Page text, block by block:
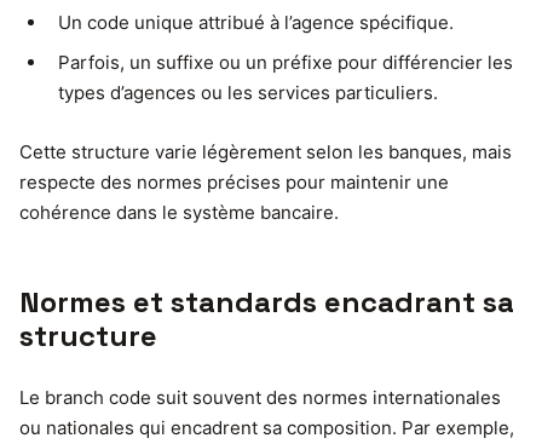
Un code unique attribué à l’agence spécifique.
Parfois, un suffixe ou un préfixe pour différencier les
types d’agences ou les services particuliers.
Cette structure varie légèrement selon les banques, mais
respecte des normes précises pour maintenir une
cohérence dans le système bancaire.
Normes et standards encadrant sa
structure
Le branch code suit souvent des normes internationales
ou nationales qui encadrent sa composition. Par exemple,